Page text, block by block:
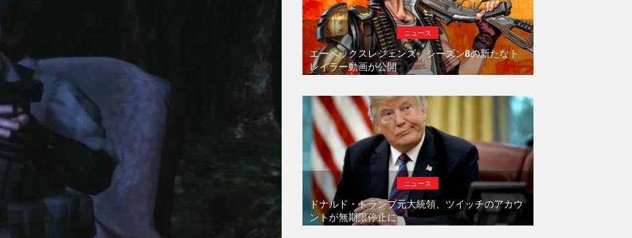
ニュース
エーペックスレジェンズ、シーズン8の新たなト
レイラー動画が公開
ニュース
ドナルド・トランプ元大統領、ツイッチのアカウ
ントが無期限停止に